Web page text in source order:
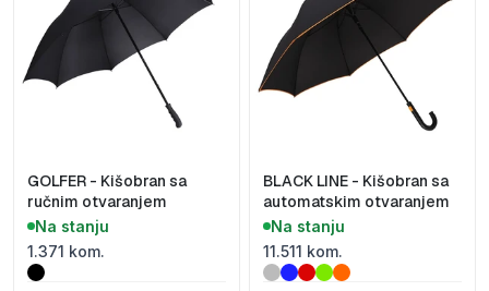
GOLFER - Kišobran sa
ručnim otvaranjem
Na stanju
1.371 kom.
BLACK LINE - Kišobran sa
automatskim otvaranjem
Na stanju
11.511 kom.